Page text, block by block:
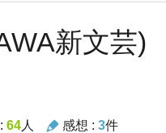
新文芸)
64人 感想 : 3件